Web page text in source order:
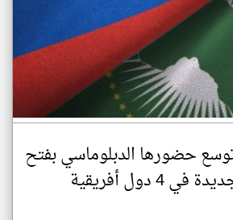
حضورها الدبلوماسي بفتح
4 دول أفريقية